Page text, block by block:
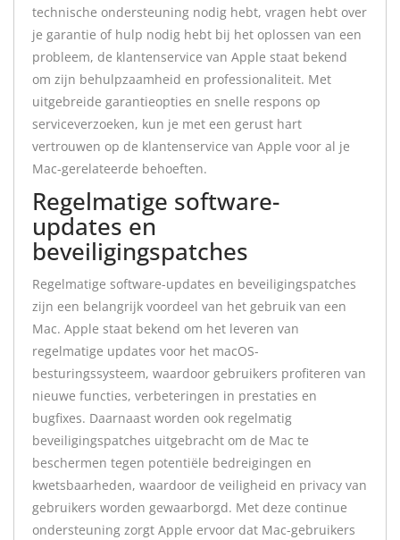
technische ondersteuning nodig hebt, vragen hebt over
je garantie of hulp nodig hebt bij het oplossen van een
probleem, de klantenservice van Apple staat bekend
om zijn behulpzaamheid en professionaliteit. Met
uitgebreide garantieopties en snelle respons op
serviceverzoeken, kun je met een gerust hart
vertrouwen op de klantenservice van Apple voor al je
Mac-gerelateerde behoeften.
Regelmatige software-
updates en
beveiligingspatches
Regelmatige software-updates en beveiligingspatches
zijn een belangrijk voordeel van het gebruik van een
Mac. Apple staat bekend om het leveren van
regelmatige updates voor het macOS-
besturingssysteem, waardoor gebruikers profiteren van
nieuwe functies, verbeteringen in prestaties en
bugfixes. Daarnaast worden ook regelmatig
beveiligingspatches uitgebracht om de Mac te
beschermen tegen potentiële bedreigingen en
kwetsbaarheden, waardoor de veiligheid en privacy van
gebruikers worden gewaarborgd. Met deze continue
ondersteuning zorgt Apple ervoor dat Mac-gebruikers